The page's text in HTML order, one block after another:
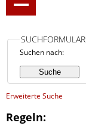
SUCHFORMULAR
Suchen nach:
Erweiterte Suche
Regeln: